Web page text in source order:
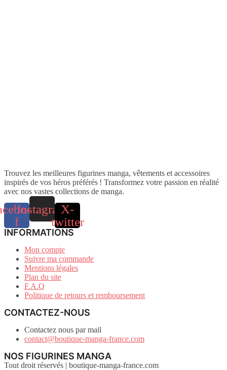
Trouvez les meilleures figurines manga, vêtements et accessoires
inspirés de vos héros préférés ! Transformez votre passion en réalité
avec nos vastes collections de manga.
f
InstagramX-
twitter
INFORMATIONS
Mon compte
Suivre ma commande
Mentions légales
Plan du site
F.A.Q
Politique de retours et remboursement
CONTACTEZ-NOUS
Contactez nous par mail
contact@boutique-manga-france.com
NOS FIGURINES MANGA
Tout droit réservés | boutique-manga-france.com